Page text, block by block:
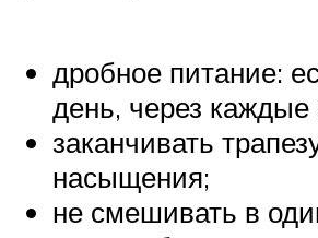
дробное питание:
день, через
заканчивать
насыщения;
не смешивать в